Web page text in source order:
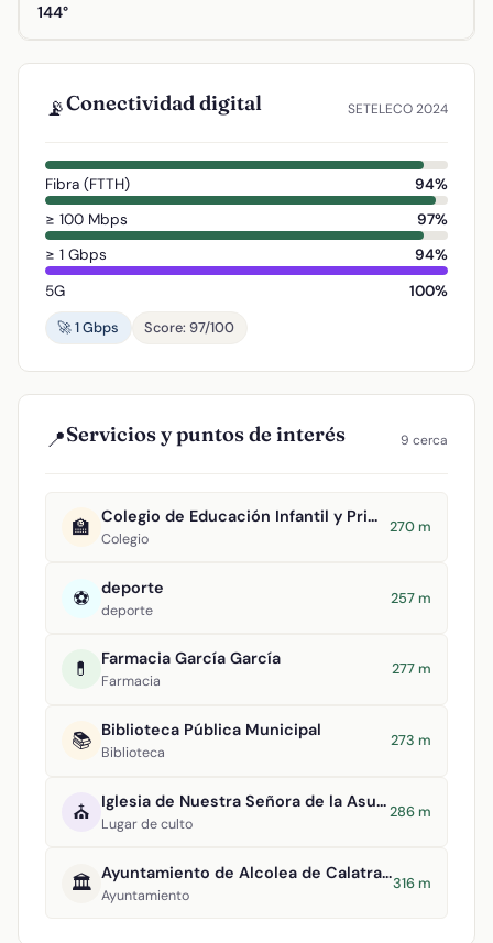
144°
📡Conectividad digital SETELECO 2024
Fibra (FTTH)
94%
≥ 100 Mbps
97%
≥ 1 Gbps
94%
5G
100%
🚀 1 Gbps
Score: 97/100
📍Servicios y puntos de interés 9 cerca
🏫 Colegio de Educación Infantil y Primaria Tomasa Gallardo
Colegio
270 m
⚽ deporte
deporte
257 m
💊 Farmacia García García
Farmacia
277 m
📚 Biblioteca Pública Municipal
Biblioteca
273 m
⛪ Iglesia de Nuestra Señora de la Asunción
Lugar de culto
286 m
🏛️ Ayuntamiento de Alcolea de Calatrava
Ayuntamiento
316 m